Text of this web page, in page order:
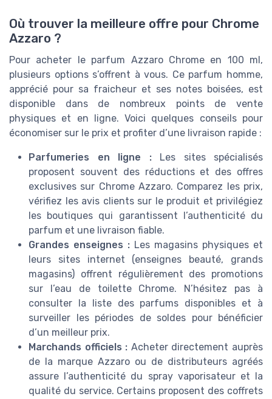
Où trouver la meilleure offre pour Chrome
Azzaro ?
Pour acheter le parfum Azzaro Chrome en 100 ml,
plusieurs options s’offrent à vous. Ce parfum homme,
apprécié pour sa fraicheur et ses notes boisées, est
disponible dans de nombreux points de vente
physiques et en ligne. Voici quelques conseils pour
économiser sur le prix et profiter d’une livraison rapide :
Parfumeries en ligne :Les sites spécialisés
proposent souvent des réductions et des offres
exclusives sur Chrome Azzaro. Comparez les prix,
vérifiez les avis clients sur le produit et privilégiez
les boutiques qui garantissent l’authenticité du
parfum et une livraison fiable.
Grandes enseignes : Les magasins physiques et
leurs sites internet (enseignes beauté, grands
magasins) offrent régulièrement des promotions
sur l’eau de toilette Chrome. N’hésitez pas à
consulter la liste des parfums disponibles et à
surveiller les périodes de soldes pour bénéficier
d’un meilleur prix.
Marchands officiels : Acheter directement auprès
de la marque Azzaro ou de distributeurs agréés
assure l’authenticité du spray vaporisateur et la
qualité du service. Certains proposent des coffrets